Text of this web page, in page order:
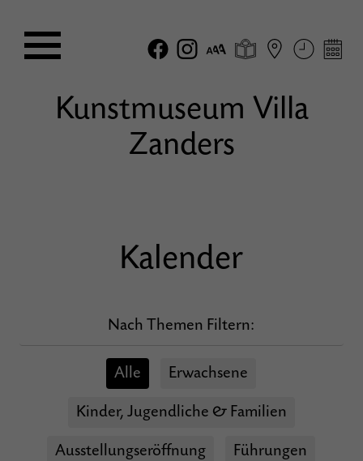
Kunstmuseum Villa
Zanders
Kalender
Nach Themen Filtern:
Alle Erwachsene
Kinder, Jugendliche & Familien
Ausstellungseröffnung Führungen